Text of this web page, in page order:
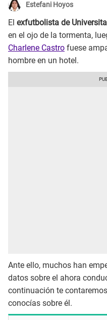
Estefani Hoyos
El exfutbolista de
en el ojo de la tormenta,
Charlene Castro fuese
hombre en un hotel.
Ante ello, muchos han
datos sobre el ahora
continuación te
conocías sobre él.